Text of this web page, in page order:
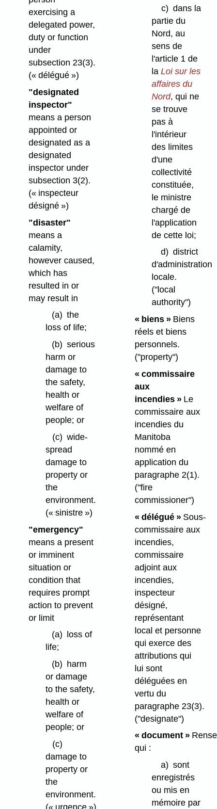
exercising a
delegated power,
duty or function
under
subsection 23(3).
(« délégué »)
"designated
inspector"
means a person
appointed or
designated as a
designated
inspector under
subsection 3(2).
(« inspecteur
désigné »)
"disaster"
means a
calamity,
however caused,
which has
resulted in or
may result in
(a) the
loss of life;
(b) serious
harm or
damage to
the safety,
health or
welfare of
people; or
(c) wide-
spread
damage to
property or
the
environment.
(« sinistre »)
"emergency"
means a present
or imminent
situation or
condition that
requires prompt
action to prevent
or limit
(a)
loss of
life;
(b) harm
or damage
to the safety,
health or
welfare of
people; or
(c)
damage to
property or
the
environment.
c) dans la
partie du
Nord, au
sens de
l'article 1 de
la Loi sur les
affaires du
Nord, qui ne
se trouve
pas à
l'intérieur
des limites
d'une
collectivité
constituée,
le ministre
chargé de
l'application
de cette loi;
d) district
d'administration
locale.
("local
authority")
« biens »Biens
réels et biens
personnels.
("property")
« commissaire
aux
incendies »Le
commissaire aux
incendies du
Manitoba
nommé en
application du
paragraphe 2(1).
("fire
commissioner")
« délégué »Sous-
commissaire aux
incendies,
commissaire
adjoint aux
incendies,
inspecteur
désigné,
représentant
local et personne
qui exerce des
attributions qui
lui sont
déléguées en
vertu du
paragraphe 23(3).
("designate")
« document »
qui :
a) sont
enregistrés
ou mis en
mémoire par